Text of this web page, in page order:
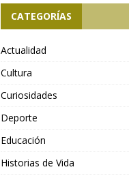
CATEGORÍAS
Actualidad
Cultura
Curiosidades
Deporte
Educación
Historias de Vida